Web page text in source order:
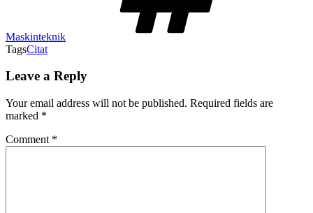
Maskinteknik
TagsCitat
Leave a Reply
Your email address will not be published. Required fields are
marked *
Comment *